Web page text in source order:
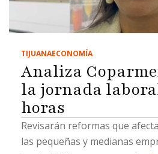
TIJUANAECONOMÍA
Analiza
la jornada
horas
Revisarán reformas que
las pequeñas y medianas